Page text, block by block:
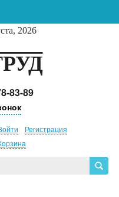
2026
83-89
Регистрация